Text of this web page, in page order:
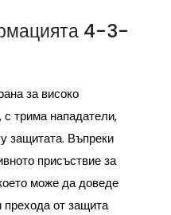
4-3-
за високо
с трима нападатели,
защитата. Въпреки
присъствие за
може да доведе
прехода от защита